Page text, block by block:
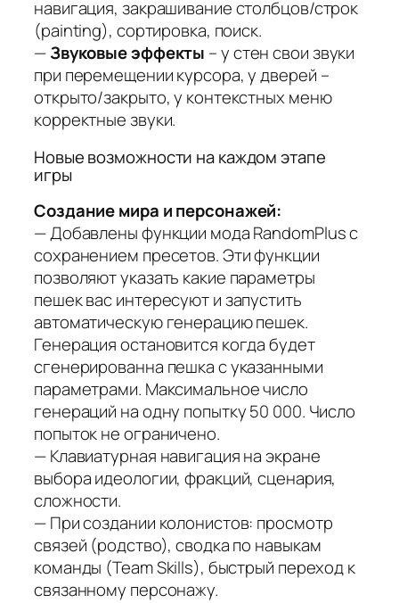
навигация, закрашивание столбцов/строк
(painting), сортировка, поиск.
—Звуковые эффекты – у стен свои звуки
при перемещении курсора, у дверей –
открыто/закрыто, у контекстных меню
корректные звуки.
Новые возможности на каждом этапе
игры
Создание мира и персонажей:
— Добавлены функции мода RandomPlus с
сохранением пресетов. Эти функции
позволяют указать какие параметры
пешек вас интересуют и запустить
автоматическую генерацию пешек.
Генерация остановится когда будет
сгенерированна пешка с указанными
параметрами. Максимальное число
генераций на одну попытку 50 000. Число
попыток не ограничено.
— Клавиатурная навигация на экране
выбора идеологии, фракций, сценария,
сложности.
— При создании колонистов: просмотр
связей (родство), сводка по навыкам
команды (Team Skills), быстрый переход к
связанному персонажу.